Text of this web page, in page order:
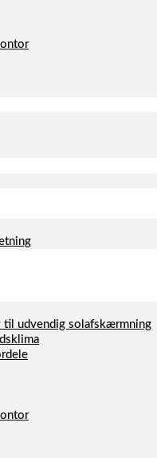
til udvendig solafskærmning